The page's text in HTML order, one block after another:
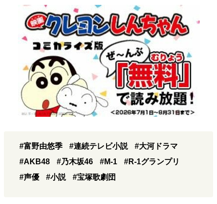
#富野由悠季 #連続テレビ小説
#大河ドラマ
#AKB48
#乃木坂46 #M-1
#R-1グランプリ
#声優
#小説 #宝塚歌劇団